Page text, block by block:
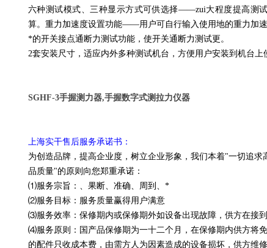
六种测试模式、三种显示方式可供选择——zui大程度提高测
算。重力加速度设置功能——用户可自行输入使用地的重力加速
*的开关接点通断力测试功能，使开关通断力测试更。
2套安装尺寸，适应内外多种测试机台，方便用户安装到机台上
SGHF-3手握测力器,手握数字式测拉力仪器
上海实干售后服务承诺书：
为创造品牌，提高企业度，树立企业形象，我们本着"一切追
品质量"的原则向您郑重承诺：
⑴服务宗旨：、果断、准确、周到、*
⑵服务目标：服务质量赢得用户满意
⑶服务效率：保修期内或保修期外如设备出现故障，供方在接
⑷服务原则：国产品保修期为一十二个月，在保修期内供方将
的配件只收成本费，由需方人为因素造成的设备损坏，供方维